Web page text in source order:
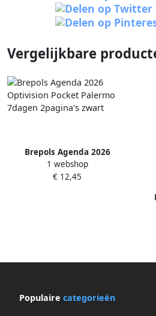
Vergelijkbare
Brepols Agenda 2026
Optivision Pocket Palermo
7dagen 2pagina's zwart
1 webshop
€ 12,45
Populaire categorieën